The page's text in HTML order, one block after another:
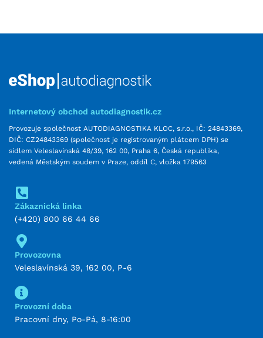
Internetový obchod autodiagnostik.cz
Provozuje společnost AUTODIAGNOSTIKA KLOC, s.r.o., IČ: 24843369,
DIČ: CZ24843369 (společnost je registrovaným plátcem DPH) se
sídlem Veleslavínská 48/39, 162 00, Praha 6, Česká republika,
vedená Městským soudem v Praze, oddíl C, vložka 179563
Zákaznická linka
(+420) 800 66 44 66
Provozovna
Veleslavínská 39, 162 00, P-6
Provozní doba
Pracovní dny, Po-Pá, 8-16:00